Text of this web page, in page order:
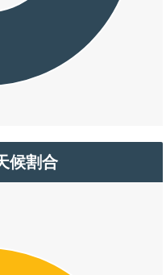
候割合